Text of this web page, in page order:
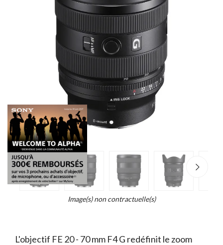
×
Image(s) non contractuelle(s)
L'objectif FE 20 - 70 mm F4 G redéfinit le zoom